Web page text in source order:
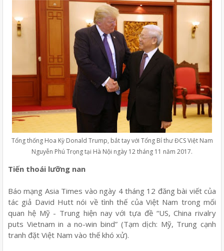
Tổng thống Hoa Kỳ Donald Trump, bắt tay với Tổng Bí thư ĐCS Việt Nam
Nguyễn Phú Trọng tại Hà Nội ngày 12 tháng 11 năm 2017.
Tiến thoái lưỡng nan
Báo mạng Asia Times vào ngày 4 tháng 12 đăng bài viết của
tác giả David Hutt nói về tình thế của Việt Nam trong mối
quan hệ Mỹ - Trung hiện nay với tựa đề “US, China rivalry
puts Vietnam in a no-win bind” (Tạm dịch: Mỹ, Trung cạnh
tranh đặt Việt Nam vào thế khó xử).